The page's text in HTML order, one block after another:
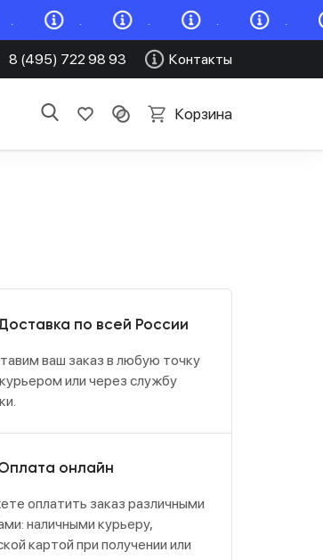
8 (495) 722 98 93 Контакты
Корзина
по всей России
ваш заказ в любую точку
или через службу
онлайн
оплатить заказ различными
наличными курьеру,
картой при получении или